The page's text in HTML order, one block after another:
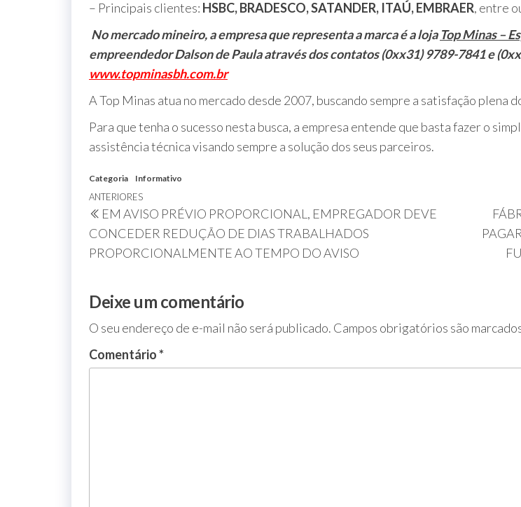
– Principais clientes: HSBC, BRADESCO, SATANDER, ITAÚ, EMBRAER, entre
No mercado mineiro, a empresa que representa a marca é a loja Top Minas –
empreendedor Dalson de Paula através dos contatos (0xx31) 9789-7841 e
www.topminasbh.com.br
A Top Minas atua no mercado desde 2007, buscando sempre a satisfação plena
Para que tenha o sucesso nesta busca, a empresa entende que basta fazer o
assistência técnica visando sempre a solução dos seus parceiros.
Categoria Informativo
ANTERIORES
EM AVISO PRÉVIO PROPORCIONAL, EMPREGADOR DEVE
CONCEDER REDUÇÃO DE DIAS TRABALHADOS
PROPORCIONALMENTE AO TEMPO DO AVISO
Deixe um comentário
O seu endereço de e-mail não será publicado. Campos obrigatórios são
Comentário*